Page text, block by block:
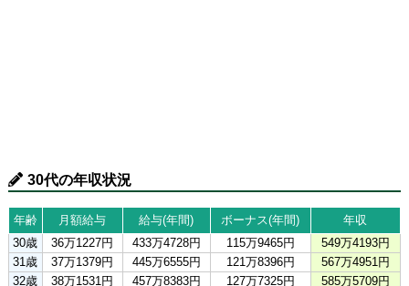
30代の年収状況
年齢 月額給与 給与(年間) ボーナス(年間)
年収
30歳
36万1227円 433万4728円 115万9465円
549万4193円
31歳
37万1379円 445万6555円 121万8396円
567万4951円
32歳
38万1531円 457万8383円 127万7325円
585万5709円